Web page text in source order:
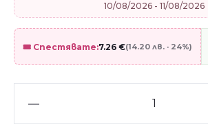
10/08/2026 - 11/08/2026
🎟️ Спестявате:7.26 €(14.20 лв. · 24%)